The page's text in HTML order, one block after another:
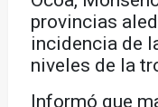
provincias
incidencia de
niveles de la
Informó que